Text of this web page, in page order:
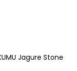
Jagure Stone